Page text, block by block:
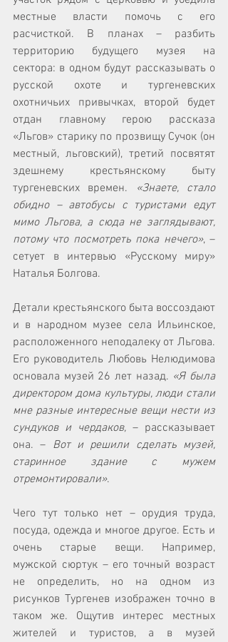
местные власти помочь с его
расчисткой. В планах – разбить
территорию будущего музея на
сектора: в одном будут рассказывать о
русской охоте и тургеневских
охотничьих привычках, второй будет
отдан главному герою рассказа
«Льгов» старику по прозвищу Сучок (он
местный, льговский), третий посвятят
здешнему крестьянскому быту
тургеневских времен.
«Знаете, стало
обидно – автобусы с туристами едут
мимо Льгова, а сюда не заглядывают,
потому что посмотреть пока нечего», –
сетует в интервью «Русскому миру»
Наталья Болгова.
Детали крестьянского быта воссоздают
и в народном музее села Ильинское,
расположенного неподалеку от Льгова.
Его руководитель Любовь Нелюдимова
основала музей 26 лет назад. «Я была
директором дома культуры, люди стали
мне разные интересные вещи нести из
сундуков и чердаков, – рассказывает
она. – Вот и решили сделать музей,
старинное здание с мужем
отремонтировали».
Чего тут только нет – орудия труда,
посуда, одежда и многое другое. Есть и
очень старые вещи. Например,
мужской сюртук – его точный возраст
не определить, но на одном из
рисунков Тургенев изображен точно в
таком же. Ощутив интерес местных
жителей и туристов, а в музей